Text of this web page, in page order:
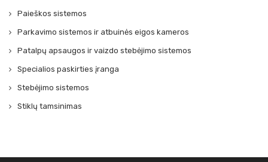
Paieškos sistemos
Parkavimo sistemos ir atbuinės eigos kameros
Patalpų apsaugos ir vaizdo stebėjimo sistemos
Specialios paskirties įranga
Stebėjimo sistemos
Stiklų tamsinimas